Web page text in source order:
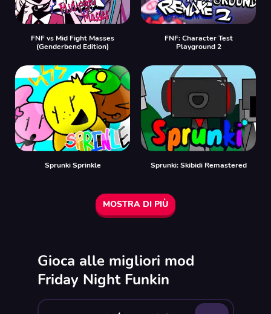
FNF vs Mid Fight Masses
(Genderbend Edition)
FNF: Character Test
Playground 2
Sprunki Sprinkle Sprunki: Skibidi Remastered
MOSTRA DI PIÙ
Gioca alle migliori mod
Friday Night Funkin